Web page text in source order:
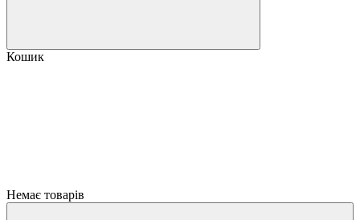
Кошик
Немає товарів